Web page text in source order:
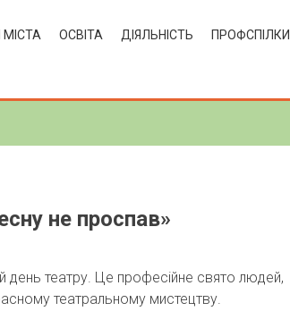
МІСТА ОСВІТА ДІЯЛЬНІСТЬ ПРОФСПІЛКИ
не проспав»
день театру. Це професійне свято людей,
театральному мистецтву.